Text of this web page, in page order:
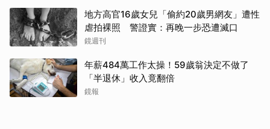
地方高官16歲女兒「偷約20歲男網友」遭性
虐拍裸照 警證實：再晚一步恐遭滅口
鏡週刊
年薪484萬工作太操！59歲翁決定不做了
「半退休」收入竟翻倍
鏡報
取消